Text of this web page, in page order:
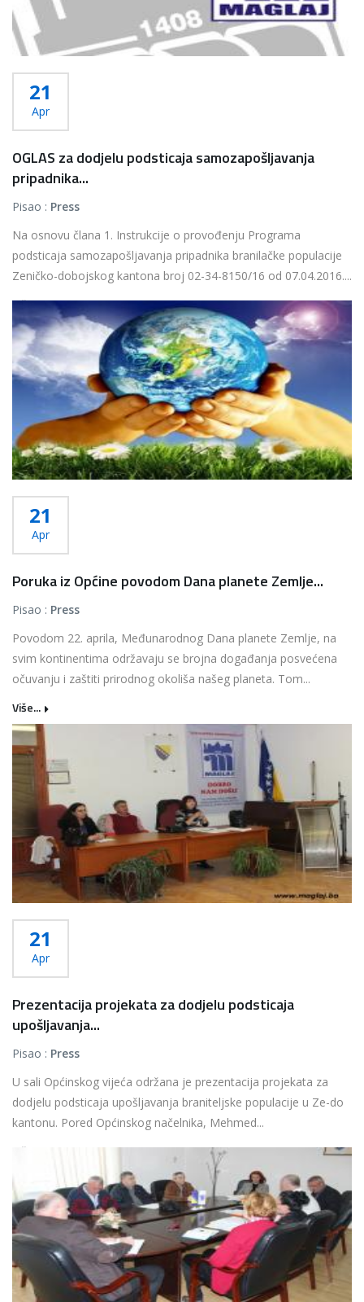
21
Apr
OGLAS za dodjelu podsticaja samozapošljavanja
pripadnika...
Pisao : Press
Na osnovu člana 1. Instrukcije o provođenju Programa
podsticaja samozapošljavanja pripadnika branilačke populacije
Zeničko-dobojskog kantona broj 02-34-8150/16 od 07.04.2016....
Više...
21
Apr
Poruka iz Općine povodom Dana planete Zemlje...
Pisao : Press
Povodom 22. aprila, Međunarodnog Dana planete Zemlje, na
svim kontinentima održavaju se brojna događanja posvećena
očuvanju i zaštiti prirodnog okoliša našeg planeta. Tom...
Više...
21
Apr
Prezentacija projekata za dodjelu podsticaja
upošljavanja...
Pisao : Press
U sali Općinskog vijeća održana je prezentacija projekata za
dodjelu podsticaja upošljavanja braniteljske populacije u Ze-do
kantonu. Pored Općinskog načelnika, Mehmed...
Više...